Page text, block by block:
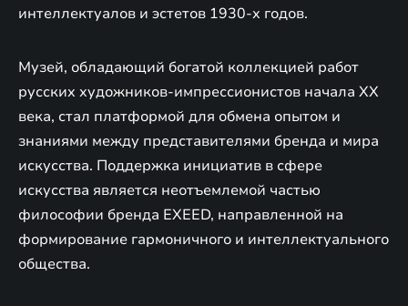
интеллектуалов и эстетов 1930-х годов.
Музей, обладающий богатой коллекцией работ
русских художников-импрессионистов начала XX
века, стал платформой для обмена опытом и
знаниями между представителями бренда и мира
искусства. Поддержка инициатив в сфере
искусства является неотъемлемой частью
философии бренда EXEED, направленной на
формирование гармоничного и интеллектуального
общества.